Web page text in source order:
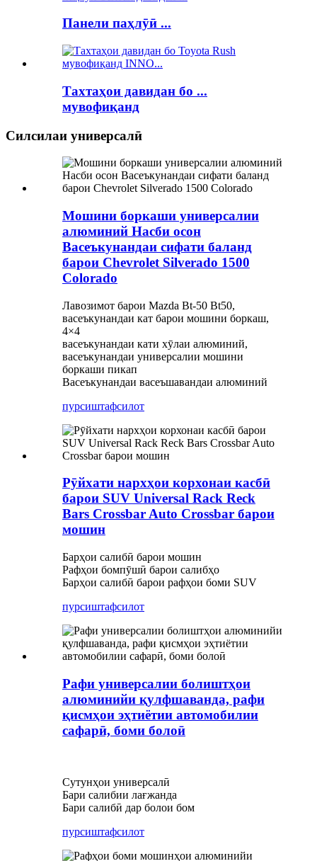
Панели паҳлӯӣ ...
Тахтаҳои давидан бо ...
мувофиқанд
Силсилаи универсалӣ
Мошини боркаши универсалии
алюминий Насби осон
Васеъкунандаи сифати баланд
барои Chevrolet Silverado 1500
Colorado
Лавозимот барои Mazda Bt-50 Bt50,
васеъкунандаи кат барои мошини боркаш,
4×4
васеъкунандаи кати хӯлаи алюминий,
васеъкунандаи универсалии мошини
боркаши пикап
Васеъкунандаи васеъшавандаи алюминий
пурсиштафсилот
Рӯйхати нархҳои корхонаи касбӣ
барои SUV Universal Rack Reck
Bars Crossbar Auto Crossbar барои
мошин
Барҳои салибӣ барои мошин
Рафҳои бомпӯшӣ барои салибҳо
Барҳои салибӣ барои рафҳои боми SUV
пурсиштафсилот
Рафи универсалии болиштҳои
алюминийи қулфшаванда, рафи
қисмҳои эҳтиётии автомобилии
сафарӣ, боми болоӣ
Сутунҳои универсалӣ
Бари салибии лағжанда
Бари салибӣ дар болои бом
пурсиштафсилот